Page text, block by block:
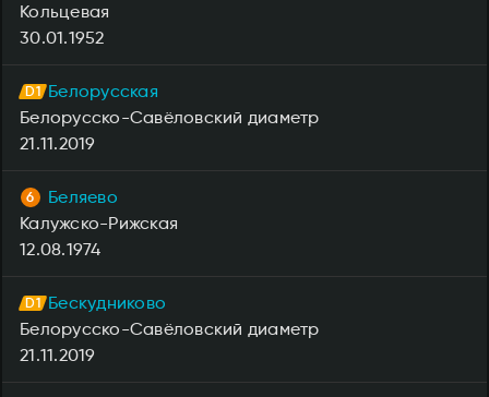
Кольцевая
30.01.1952
Белорусская
Белорусско-Савёловский диаметр
21.11.2019
Беляево
Калужско-Рижская
12.08.1974
Бескудниково
Белорусско-Савёловский диаметр
21.11.2019